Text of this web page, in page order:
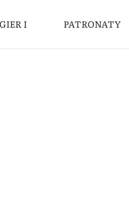
I PATRONATY